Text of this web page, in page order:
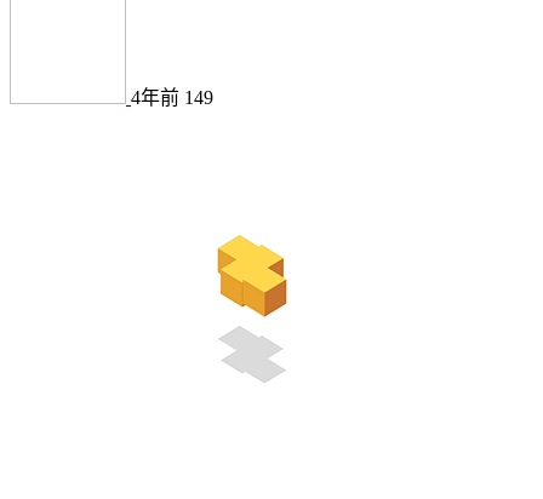
4年前 149